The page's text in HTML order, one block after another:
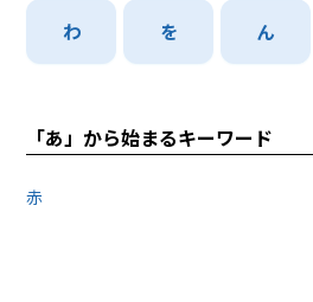
わ を ん
「あ」から始まるキーワード
赤